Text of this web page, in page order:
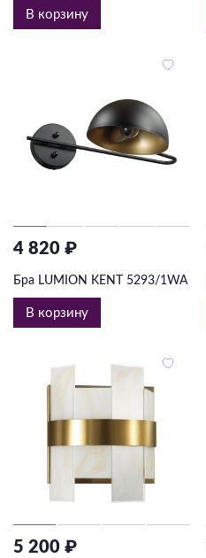
В корзину
4 820 ₽
Бра LUMION KENT 5293/1WA
В корзину
5 200 ₽